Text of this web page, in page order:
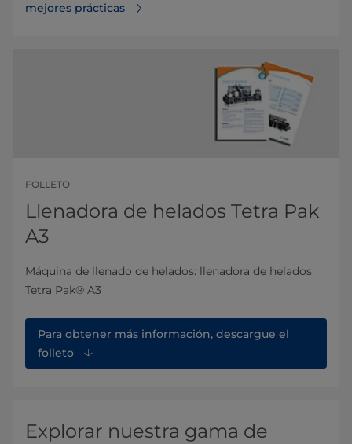
mejores prácticas
FOLLETO
Llenadora de helados Tetra Pak
A3
Máquina de llenado de helados: llenadora de helados
Tetra Pak® A3
Para obtener más información, descargue el
folleto
Explorar nuestra gama de